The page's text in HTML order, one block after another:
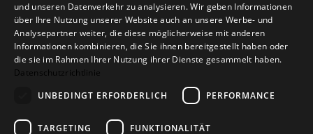
Versand Zahlarten Retoure
und unseren Datenverkehr zu analysieren. Wir geben Informationen
über Ihre Nutzung unserer Website auch an unsere Werbe- und
Analysepartner weiter, die diese möglicherweise mit anderen
Informationen kombinieren, die Sie ihnen bereitgestellt haben oder
die sie im Rahmen Ihrer Nutzung ihrer Dienste gesammelt haben.
Datenschutzrichtlinie
UNBEDINGT ERFORDERLICH
PERFORMANCE
TARGETING FUNKTIONALITÄT